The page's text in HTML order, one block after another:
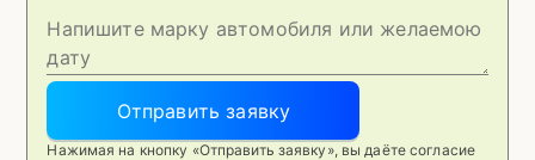
Отправить заявку
Нажимая на кнопку «Отправить заявку», вы даёте согласие